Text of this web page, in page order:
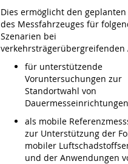
Dies ermöglicht den geplanten
des Messfahrzeuges für
Szenarien bei
verkehrsträgerübergreifenden
für unterstützende
Voruntersuchungen zur
Standortwahl von
als mobile
zur Unterstützung der
mobiler
und der Anwendungen